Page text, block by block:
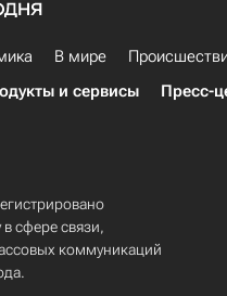
В мире
и сервисы Пресс-
сфере связи,
коммуникаций